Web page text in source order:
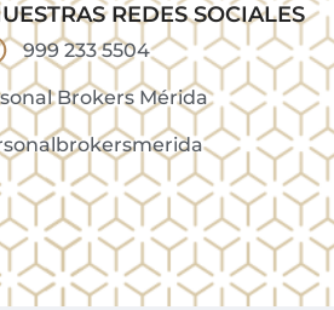
REDES SOCIALES
999 233 5504
Brokers Mérida